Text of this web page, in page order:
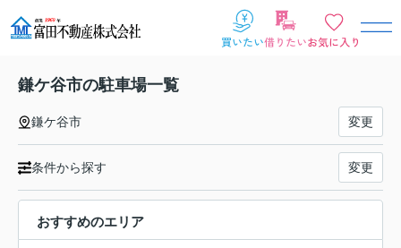
鎌ケ谷市の駐車場一覧
鎌ケ谷市 変更
条件から探す 変更
おすすめのエリア